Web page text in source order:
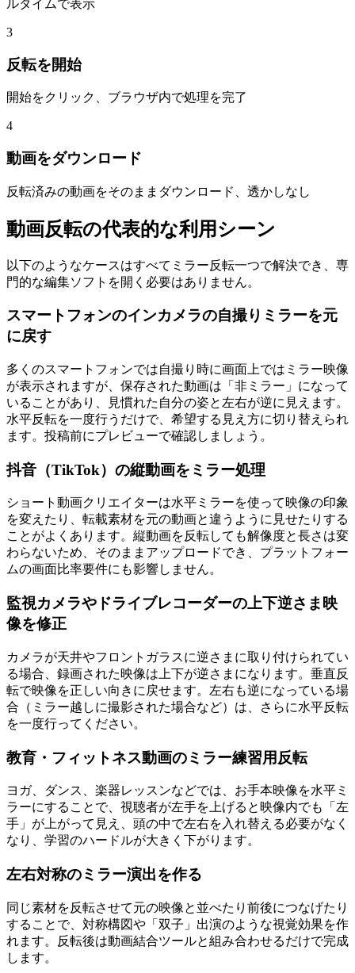
ルタイムで表示
3
反転を開始
開始をクリック、ブラウザ内で処理を完了
4
動画をダウンロード
反転済みの動画をそのままダウンロード、透かしなし
動画反転の代表的な利用シーン
以下のようなケースはすべてミラー反転一つで解決でき、専
門的な編集ソフトを開く必要はありません。
スマートフォンのインカメラの自撮りミラーを元
に戻す
多くのスマートフォンでは自撮り時に画面上ではミラー映像
が表示されますが、保存された動画は「非ミラー」になって
いることがあり、見慣れた自分の姿と左右が逆に見えます。
水平反転を一度行うだけで、希望する見え方に切り替えられ
ます。投稿前にプレビューで確認しましょう。
抖音（TikTok）の縦動画をミラー処理
ショート動画クリエイターは水平ミラーを使って映像の印象
を変えたり、転載素材を元の動画と違うように見せたりする
ことがよくあります。縦動画を反転しても解像度と長さは変
わらないため、そのままアップロードでき、プラットフォー
ムの画面比率要件にも影響しません。
監視カメラやドライブレコーダーの上下逆さま映
像を修正
カメラが天井やフロントガラスに逆さまに取り付けられてい
る場合、録画された映像は上下が逆さまになります。垂直反
転で映像を正しい向きに戻せます。左右も逆になっている場
合（ミラー越しに撮影された場合など）は、さらに水平反転
を一度行ってください。
教育・フィットネス動画のミラー練習用反転
ヨガ、ダンス、楽器レッスンなどでは、お手本映像を水平ミ
ラーにすることで、視聴者が左手を上げると映像内でも「左
手」が上がって見え、頭の中で左右を入れ替える必要がなく
なり、学習のハードルが大きく下がります。
左右対称のミラー演出を作る
同じ素材を反転させて元の映像と並べたり前後につなげたり
することで、対称構図や「双子」出演のような視覚効果を作
れます。反転後は動画結合ツールと組み合わせるだけで完成
します。